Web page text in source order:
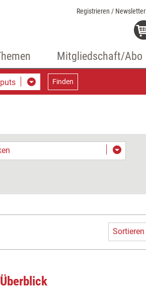
Registrieren / Newsletter
Mitgliedschaft/Abo
Finden
Sortieren